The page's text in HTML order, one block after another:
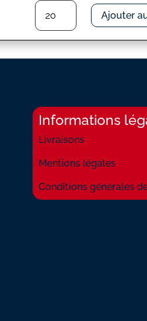
quantité
CHERE
AMIE
Ajouter
Informations
Livraisons
Mentions légales
Conditions générales